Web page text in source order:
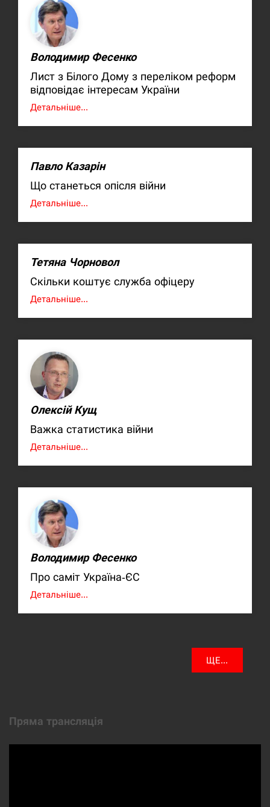
Володимир Фесенко
Лист з Білого Дому з переліком реформ
відповідає інтересам України
Детальніше...
Павло Казарін
Що станеться опісля війни
Детальніше...
Тетяна Чорновол
Скільки коштує служба офіцеру
Детальніше...
Олексій Кущ
Важка статистика війни
Детальніше...
Володимир Фесенко
Про саміт Україна-ЄС
Детальніше...
ЩЕ...
Пряма трансляція